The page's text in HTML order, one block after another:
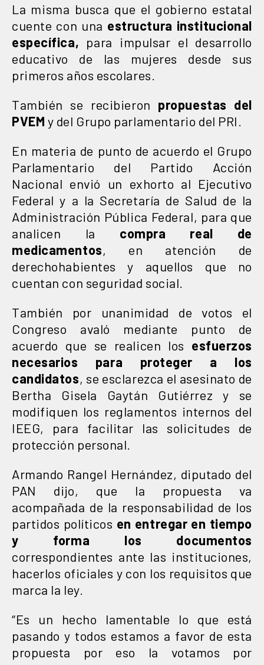
La misma busca que el gobierno estatal
cuente con una estructura institucional
específica, para impulsar el desarrollo
educativo de las mujeres desde sus
primeros años escolares.
También se recibieron propuestas del
PVEM y del Grupo parlamentario del PRI.
En materia de punto de acuerdo el Grupo
Parlamentario del Partido Acción
Nacional envió un exhorto al Ejecutivo
Federal y a la Secretaría de Salud de la
Administración Pública Federal, para que
analicen la compra real de
medicamentos, en atención de
derechohabientes y aquellos que no
cuentan con seguridad social.
También por unanimidad de votos el
Congreso avaló mediante punto de
acuerdo que se realicen los esfuerzos
necesarios para proteger a los
candidatos, se esclarezca el asesinato de
Bertha Gisela Gaytán Gutiérrez y se
modifiquen los reglamentos internos del
IEEG, para facilitar las solicitudes de
protección personal.
Armando Rangel Hernández, diputado del
PAN dijo, que la propuesta va
acompañada de la responsabilidad de los
partidos políticos en entregar en tiempo
y forma los documentos
correspondientes ante las instituciones,
hacerlos oficiales y con los requisitos que
marca la ley.
“Es un hecho lamentable lo que está
pasando y todos estamos a favor de esta
propuesta por eso la votamos por